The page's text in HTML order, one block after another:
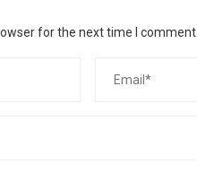
for the next time I comment.